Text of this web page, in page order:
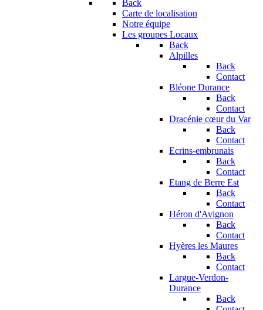
Back
Carte de localisation
Notre équipe
Les groupes Locaux
Back
Alpilles
Back
Contact
Bléone Durance
Back
Contact
Dracénie cœur du Var
Back
Contact
Ecrins-embrunais
Back
Contact
Etang de Berre Est
Back
Contact
Héron d'Avignon
Back
Contact
Hyères les Maures
Back
Contact
Largue-Verdon-
Durance
Back